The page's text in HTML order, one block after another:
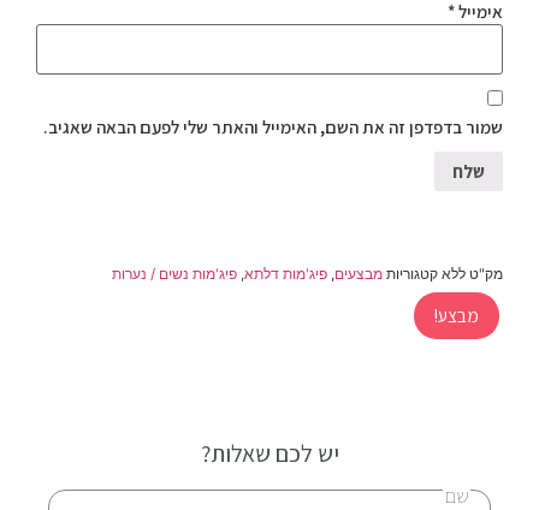
אימייל*
שמור בדפדפן זה את השם, האימייל והאתר שלי לפעם הבאה שאגיב.
מק"ט ללא קטגוריות מבצעים, פיג'מות דלתא, פיג'מות נשים / נערות
מבצע!
יש לכם שאלות?
שם